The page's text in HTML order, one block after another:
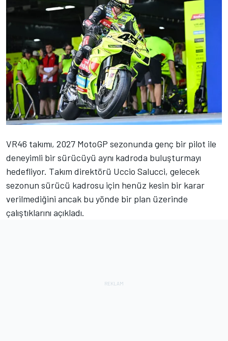
VR46 takımı, 2027 MotoGP sezonunda genç bir pilot ile
deneyimli bir sürücüyü aynı kadroda buluşturmayı
hedefliyor. Takım direktörü Uccio Salucci, gelecek
sezonun sürücü kadrosu için henüz kesin bir karar
verilmediğini ancak bu yönde bir plan üzerinde
çalıştıklarını açıkladı.